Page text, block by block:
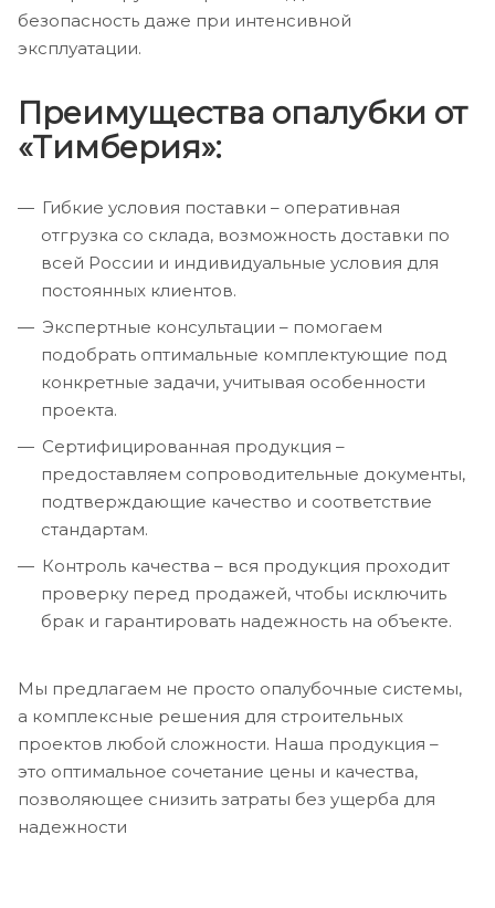
безопасность даже при интенсивной
эксплуатации.
Преимущества опалубки от
«Тимберия»:
Гибкие условия поставки – оперативная
отгрузка со склада, возможность доставки по
всей России и индивидуальные условия для
постоянных клиентов.
Экспертные консультации – помогаем
подобрать оптимальные комплектующие под
конкретные задачи, учитывая особенности
проекта.
Сертифицированная продукция –
предоставляем сопроводительные документы,
подтверждающие качество и соответствие
стандартам.
Контроль качества – вся продукция проходит
проверку перед продажей, чтобы исключить
брак и гарантировать надежность на объекте.
Мы предлагаем не просто опалубочные системы,
а комплексные решения для строительных
проектов любой сложности. Наша продукция –
это оптимальное сочетание цены и качества,
позволяющее снизить затраты без ущерба для
надежности